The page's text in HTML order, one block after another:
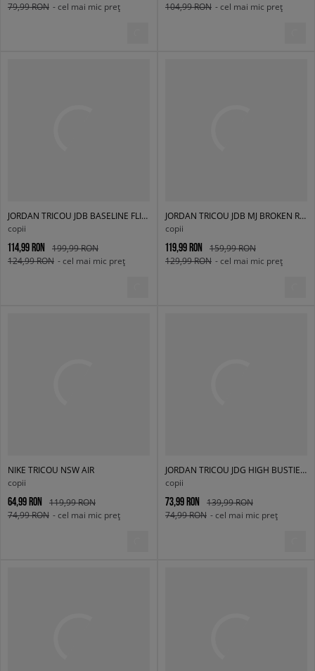
79,99 RON - cel mai mic preț
104,99 RON - cel mai mic preț
JORDAN TRICOU JDB BASELINE FLIGHT LS TEE BOY
copii
114,99 RON
199,99 RON
124,99 RON - cel mai mic preț
JORDAN TRICOU JDB MJ BROKEN RECORDS TEE B
copii
119,99 RON
159,99 RON
129,99 RON - cel mai mic preț
NIKE TRICOU NSW AIR
copii
64,99 RON
119,99 RON
74,99 RON - cel mai mic preț
JORDAN TRICOU JDG HIGH BUSTIERĂND READ SS GIRL
copii
73,99 RON
139,99 RON
74,99 RON - cel mai mic preț